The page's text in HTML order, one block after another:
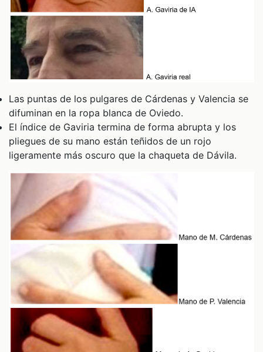
Las puntas de los pulgares de Cárdenas y Valencia se
difuminan en la ropa blanca de Oviedo.
El índice de Gaviria termina de forma abrupta y los
pliegues de su mano están teñidos de un rojo
ligeramente más oscuro que la chaqueta de Dávila.